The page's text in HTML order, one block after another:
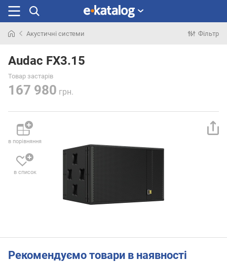
раніше
Акустичні системи Фільтр
Audac FX3.15
Товар застарів
167 980 грн.
в порівняння
в список
Рекомендуємо товари в наявності